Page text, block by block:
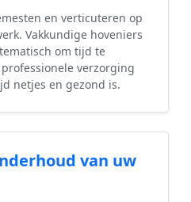
en verticuteren op
Vakkundige hoveniers
om tijd te
verzorging
netjes en gezond is.
van uw